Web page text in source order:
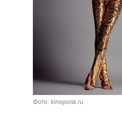
Фото: kinopoisk.ru